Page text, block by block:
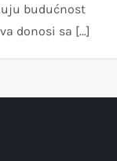
budućnost
donosi sa […]